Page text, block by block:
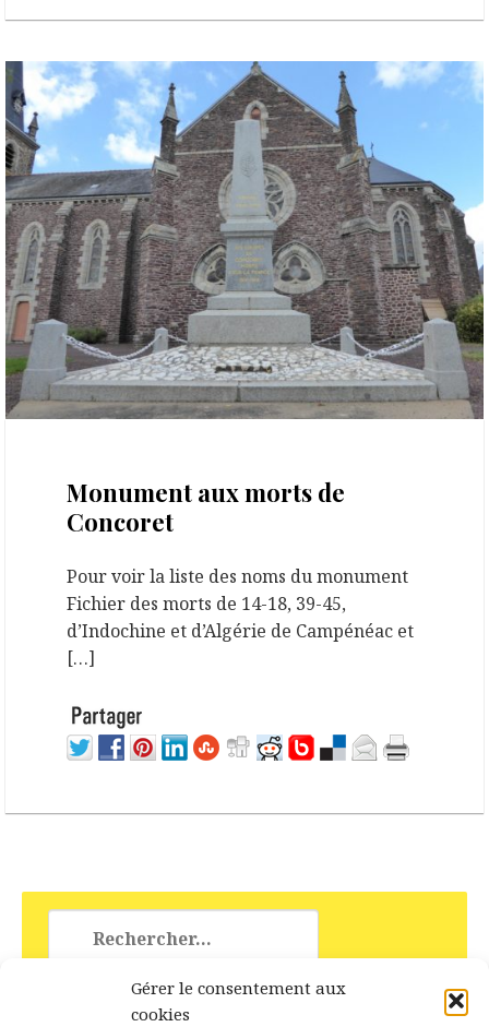
Gérer le consentement aux
cookies
Monument aux morts de
Concoret
Pour voir la liste des noms du monument
Fichier des morts de 14-18, 39-45,
d’Indochine et d’Algérie de Campénéac et
[…]